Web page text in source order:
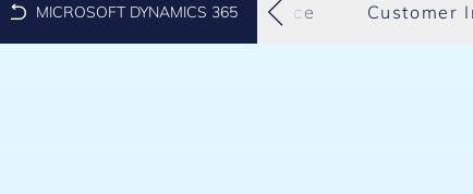
MICROSOFT DYNAMICS 365
service Field service Customer